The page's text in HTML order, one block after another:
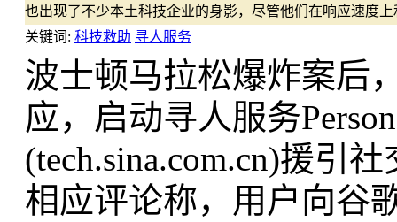
也出现了不少本土科技企业的身影，尽管他们在响应速度
关键词: 科技救助 寻人服务
波士顿马拉松爆炸案后
应，启动寻人服务
(tech.sina.com.cn)援引
相应评论称，用户向谷